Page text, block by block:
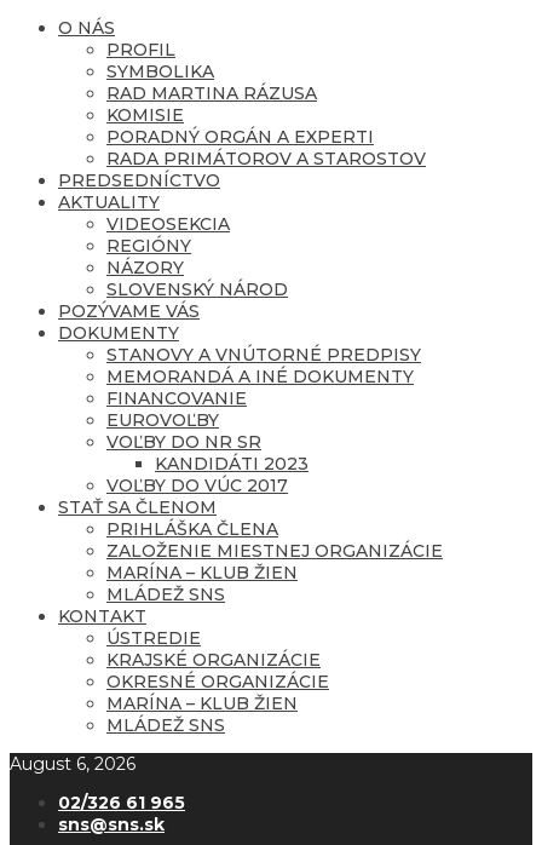
O NÁS
PROFIL
SYMBOLIKA
RAD MARTINA RÁZUSA
KOMISIE
PORADNÝ ORGÁN A EXPERTI
RADA PRIMÁTOROV A STAROSTOV
PREDSEDNÍCTVO
AKTUALITY
VIDEOSEKCIA
REGIÓNY
NÁZORY
SLOVENSKÝ NÁROD
POZÝVAME VÁS
DOKUMENTY
STANOVY A VNÚTORNÉ PREDPISY
MEMORANDÁ A INÉ DOKUMENTY
FINANCOVANIE
EUROVOĽBY
VOĽBY DO NR SR
KANDIDÁTI 2023
VOĽBY DO VÚC 2017
STAŤ SA ČLENOM
PRIHLÁŠKA ČLENA
ZALOŽENIE MIESTNEJ ORGANIZÁCIE
MARÍNA – KLUB ŽIEN
MLÁDEŽ SNS
KONTAKT
ÚSTREDIE
KRAJSKÉ ORGANIZÁCIE
OKRESNÉ ORGANIZÁCIE
MARÍNA – KLUB ŽIEN
MLÁDEŽ SNS
August 6, 2026
02/326 61 965
sns@sns.sk